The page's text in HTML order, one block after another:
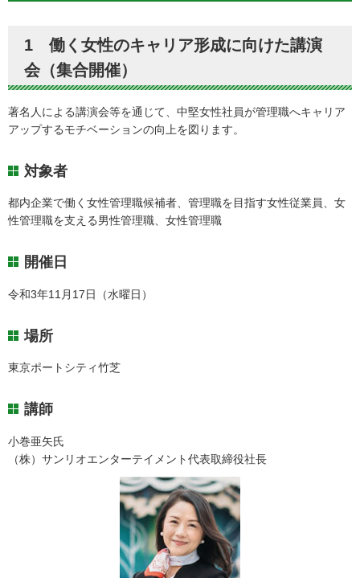
1 働く女性のキャリア形成に向けた講演
会（集合開催）
著名人による講演会等を通じて、中堅女性社員が管理職へキャリア
アップするモチベーションの向上を図ります。
対象者
都内企業で働く女性管理職候補者、管理職を目指す女性従業員、女
性管理職を支える男性管理職、女性管理職
開催日
令和3年11月17日（水曜日）
場所
東京ポートシティ竹芝
講師
小巻亜矢氏
（株）サンリオエンターテイメント代表取締役社長